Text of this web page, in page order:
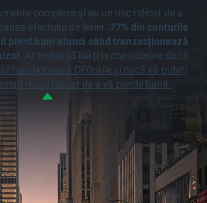
complexe și au un risc ridicat de a
efectului de levier. 77% din conturile
pierd bani atunci când tranzacționează
. Ar trebui să luați în considerare dacă
funcționează CFDurile și dacă vă puteți
riscul ridicat de a vă pierde banii.